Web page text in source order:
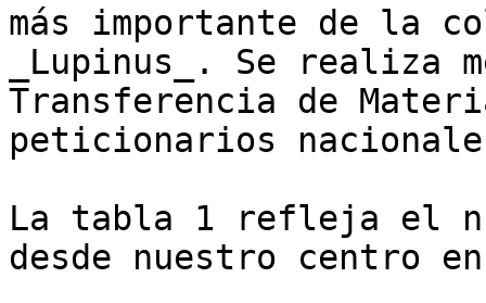
más importante de la
_Lupinus_. Se realiza
Transferencia de
peticionarios
La tabla 1 refleja el
desde nuestro centro